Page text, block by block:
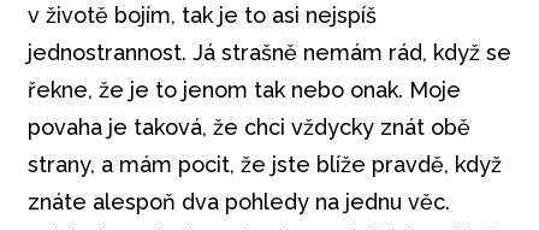
v životě bojím, tak je to asi nejspíš
jednostrannost. Já strašně nemám rád, když se
řekne, že je to jenom tak nebo onak. Moje
povaha je taková, že chci vždycky znát obě
strany, a mám pocit, že jste blíže pravdě, když
znáte alespoň dva pohledy na jednu věc.